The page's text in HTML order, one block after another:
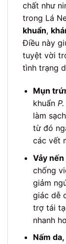
chất như
trong Lá
khuẩn,
Điều này
tuyệt vời
tình trạng
Mụn
khuẩn
làm
từ đó
các vết
Vảy
chống
giảm
giác dễ
trợ tái
nhanh
Nấm